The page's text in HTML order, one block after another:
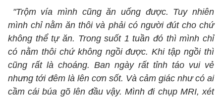
"Trộm vía mình cũng ăn uống được. Tuy nhiên
mình chỉ nằm ăn thôi và phải có người đút cho chứ
không thể tự ăn. Trong suốt 1 tuần đó thì mình chỉ
có nằm thôi chứ không ngồi được. Khi tập ngồi thì
cũng rất là choáng. Ban ngày rất tỉnh táo vui vẻ
nhưng tới đêm là lên cơn sốt. Và cảm giác như có ai
cầm cái búa gõ lên đầu vậy. Mình đi chụp MRI, xét